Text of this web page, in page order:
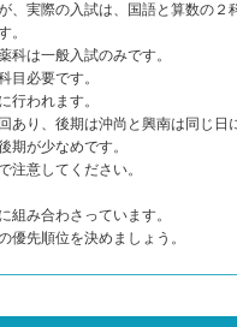
実際の入試は、国語と算数の２
。
は一般入試のみです。
必要です。
われます。
あり、後期は沖尚と興南は同じ日
が少なめです。
意してください。
組み合わさっています。
優先順位を決めましょう。